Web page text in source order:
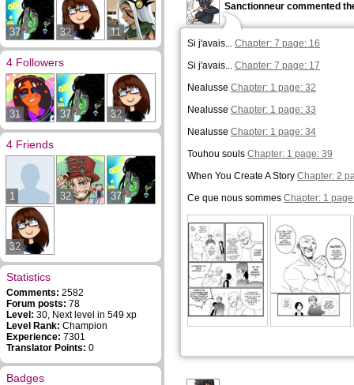
37 32 11
4 Followers
31 37 32
4 Friends
1 32 37
32
Statistics
Comments: 2582
Forum posts: 78
Level: 30, Next level in 549 xp
Level Rank: Champion
Experience: 7301
Translator Points: 0
Badges
Sanctionneur commented
Si j'avais... Chapter: 7 page: 16
Si j'avais... Chapter: 7 page: 17
Nealusse Chapter: 1 page: 32
Nealusse Chapter: 1 page: 33
Nealusse Chapter: 1 page: 34
Touhou souls Chapter: 1 page: 39
When You Create A Story Chapter: 2
Ce que nous sommes Chapter: 1